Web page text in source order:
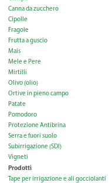
Canna da zucchero
Cipolle
Fragole
Frutta a guscio
Mais
Mele e Pere
Mirtilli
Olivo (olio)
Ortive in pieno campo
Patate
Pomodoro
Protezione Antibrina
Serra e fuori suolo
Subirrigazione (SDI)
Vigneti
Prodotti
Tape per irrigazione e ali gocciolanti